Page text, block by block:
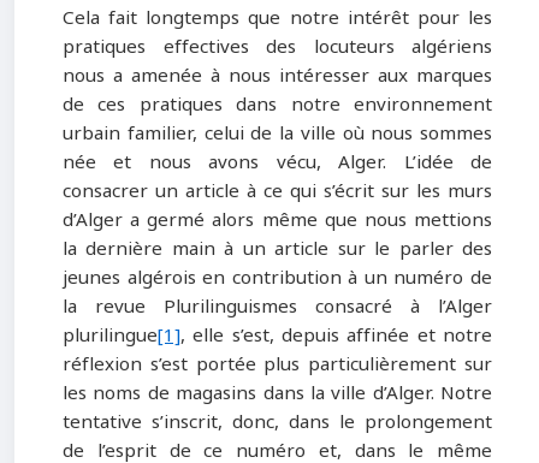
Cela fait longtemps que notre intérêt pour les
pratiques effectives des locuteurs algériens
nous a amenée à nous intéresser aux marques
de ces pratiques dans notre environnement
urbain familier, celui de la ville où nous sommes
née et nous avons vécu, Alger. L’idée de
consacrer un article à ce qui s’écrit sur les murs
d’Alger a germé alors même que nous mettions
la dernière main à un article sur le parler des
jeunes algérois en contribution à un numéro de
la revue Plurilinguismes consacré à l’Alger
plurilingue[1], elle s’est, depuis affinée et notre
réflexion s’est portée plus particulièrement sur
les noms de magasins dans la ville d’Alger. Notre
tentative s’inscrit, donc, dans le prolongement
de l’esprit de ce numéro et, dans le même